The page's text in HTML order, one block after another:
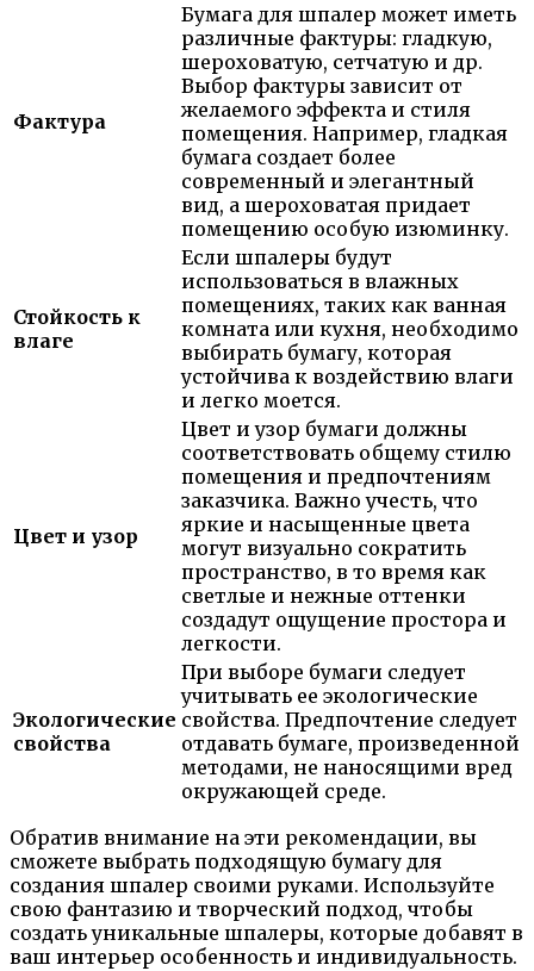
Фактура
Бумага для шпалер может иметь
различные фактуры: гладкую,
шероховатую, сетчатую и др.
Выбор фактуры зависит от
желаемого эффекта и стиля
помещения. Например, гладкая
бумага создает более
современный и элегантный
вид, а шероховатая придает
помещению особую изюминку.
Стойкость к
влаге
Если шпалеры будут
использоваться в влажных
помещениях, таких как ванная
комната или кухня, необходимо
выбирать бумагу, которая
устойчива к воздействию влаги
и легко моется.
Цвет и узор
Цвет и узор бумаги должны
соответствовать общему стилю
помещения и предпочтениям
заказчика. Важно учесть, что
яркие и насыщенные цвета
могут визуально сократить
пространство, в то время как
светлые и нежные оттенки
создадут ощущение простора и
легкости.
Экологические
свойства
При выборе бумаги следует
учитывать ее экологические
свойства. Предпочтение следует
отдавать бумаге, произведенной
методами, не наносящими вред
окружающей среде.
Обратив внимание на эти рекомендации, вы
сможете выбрать подходящую бумагу для
создания шпалер своими руками. Используйте
свою фантазию и творческий подход, чтобы
создать уникальные шпалеры, которые добавят в
ваш интерьер особенность и индивидуальность.